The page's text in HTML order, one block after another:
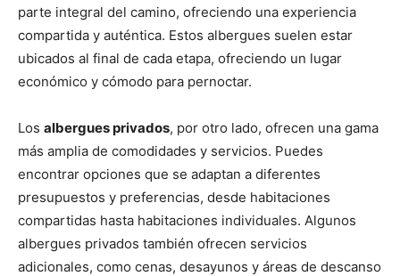
parte integral del camino, ofreciendo una experiencia
compartida y auténtica. Estos albergues suelen estar
ubicados al final de cada etapa, ofreciendo un lugar
económico y cómodo para pernoctar.
Los albergues privados, por otro lado, ofrecen una gama
más amplia de comodidades y servicios. Puedes
encontrar opciones que se adaptan a diferentes
presupuestos y preferencias, desde habitaciones
compartidas hasta habitaciones individuales. Algunos
albergues privados también ofrecen servicios
adicionales, como cenas, desayunos y áreas de descanso